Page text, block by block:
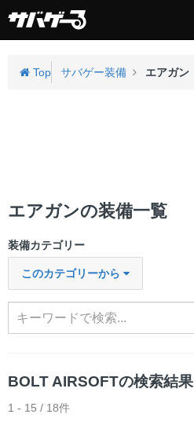
Top サバゲー装備 エアガン
エアガンの装備一覧
装備カテゴリー
このカテゴリーから
BOLT AIRSOFTの検索結果
1 - 15 / 18件